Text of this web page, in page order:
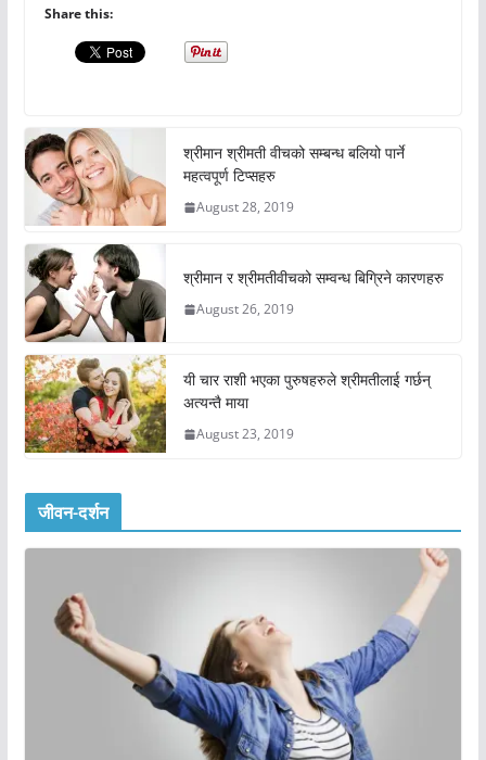
Share this:
श्रीमान श्रीमती वीचको सम्बन्ध बलियो पार्ने
महत्वपूर्ण टिप्सहरु
August 28, 2019
श्रीमान र श्रीमतीवीचको सम्वन्ध बिग्रिने कारणहरु
August 26, 2019
यी चार राशी भएका पुरुषहरुले श्रीमतीलाई गर्छन्
अत्यन्तै माया
August 23, 2019
जीवन-दर्शन